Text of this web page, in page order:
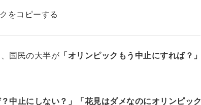
をコピーする
国民の大半が 「オリンピックもう中止にすれば？」
？中止にしない？」「花見はダメなのにオリンピック